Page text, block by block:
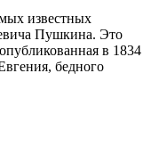
известных
Пушкина. Это
в 1834
бедного